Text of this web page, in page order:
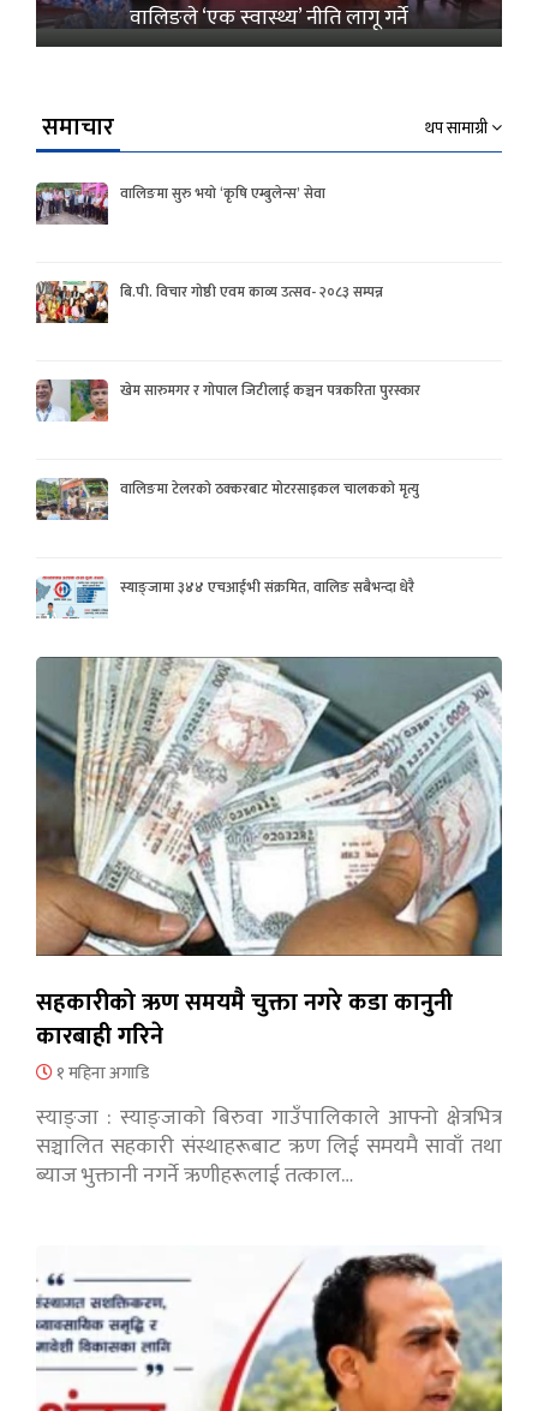
वालिङले ‘एक स्वास्थ्य’ नीति लागू गर्ने
समाचार थप सामाग्री
वालिङमा सुरु भयो ‘कृषि एम्बुलेन्स’ सेवा
बि.पी. विचार गोष्ठी एवम काव्य उत्सव- २०८३ सम्पन्न
खेम सारुमगर र गोपाल जिटीलाई कञ्चन पत्रकरिता पुरस्कार
वालिङमा टेलरको ठक्करबाट मोटरसाइकल चालकको मृत्यु
स्याङ्जामा ३४४ एचआईभी संक्रमित, वालिङ सबैभन्दा धेरै
सहकारीको ऋण समयमै चुक्ता नगरे कडा कानुनी
कारबाही गरिने
१ महिना अगाडि
स्याङ्जा : स्याङ्जाको बिरुवा गाउँपालिकाले आफ्नो क्षेत्रभित्र
सञ्चालित सहकारी संस्थाहरूबाट ऋण लिई समयमै सावाँ तथा
ब्याज भुक्तानी नगर्ने ऋणीहरूलाई तत्काल…